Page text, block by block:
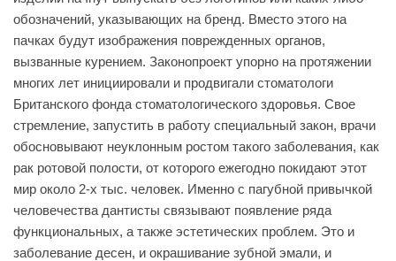
обозначений, указывающих на бренд. Вместо этого на
пачках будут изображения поврежденных органов,
вызванные курением. Законопроект упорно на протяжении
многих лет инициировали и продвигали стоматологи
Британского фонда стоматологического здоровья. Свое
стремление, запустить в работу специальный закон, врачи
обосновывают неуклонным ростом такого заболевания, как
рак ротовой полости, от которого ежегодно покидают этот
мир около 2-х тыс. человек. Именно с пагубной привычкой
человечества дантисты связывают появление ряда
функциональных, а также эстетических проблем. Это и
заболевание десен, и окрашивание зубной эмали, и